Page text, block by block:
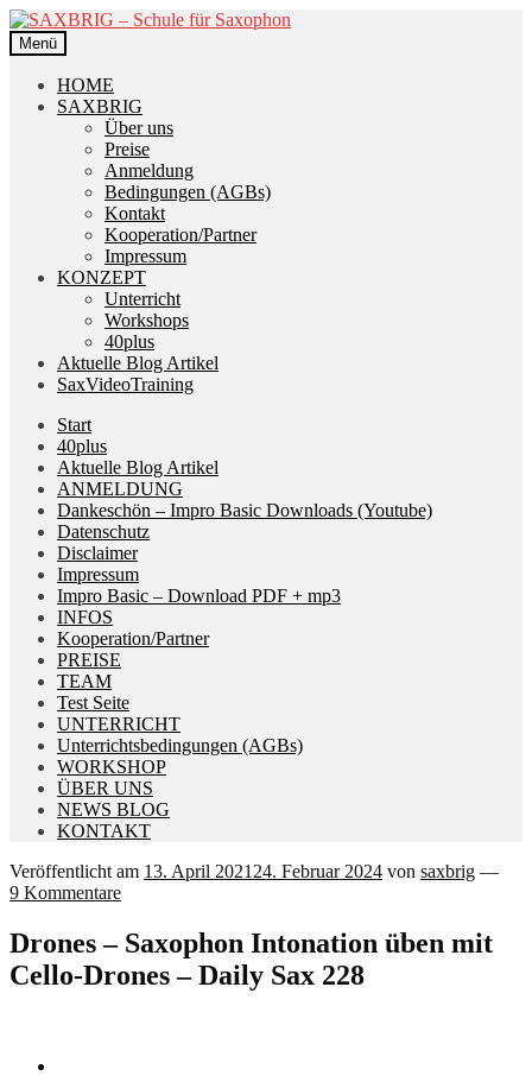
Zur
Navigation
springen
Zum
Inhalt
springen
Menü
HOME
SAXBRIG
Über uns
Preise
Anmeldung
Bedingungen (AGBs)
Kontakt
Kooperation/Partner
Impressum
KONZEPT
Unterricht
Workshops
40plus
Aktuelle Blog Artikel
SaxVideoTraining
Start
40plus
Aktuelle Blog Artikel
ANMELDUNG
Dankeschön – Impro Basic Downloads (Youtube)
Datenschutz
Disclaimer
Impressum
Impro Basic – Download PDF + mp3
INFOS
Kooperation/Partner
PREISE
TEAM
Test Seite
UNTERRICHT
Unterrichtsbedingungen (AGBs)
WORKSHOP
ÜBER UNS
NEWS BLOG
KONTAKT
Veröffentlicht am 13. April 2021 24. Februar 2024 von saxbrig —
9 Kommentare
Drones – Saxophon Intonation üben mit
Cello-Drones – Daily Sax 228